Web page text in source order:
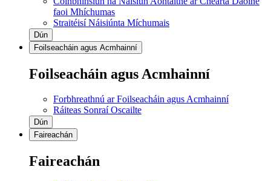
faoi Mhíchumas
Straitéisí Náisiúnta Míchumais
Dún
Foilseacháin agus Acmhainní
Foilseacháin agus Acmhainní
Forbhreathnú ar Foilseacháin agus Acmhainní
Ráiteas Sonraí Oscailte
Dún
Faireachán
Faireachán